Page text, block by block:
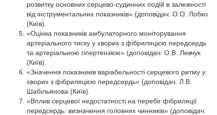
розвитку основних серцево-судинних подій в залежності
від інструментальних показників» (доповідач: О.О. Лобко
(Київ).
«Оцінка показників амбулаторного моніторування
артеріального тиску у хворих з фібриляцією передсердь
та артеріальною гіпертензією» (доповідач: О.В. Левчук
(Київ).
«Значення показників варіабельності серцевого ритму у
хворих з фібриляцією передсердь» (доповідач: Л.В.
Шабільянова (Київ).
«Вплив серцевої недостатності на перебіг фібриляції
передсердь: визначення головних чинників» (доповідач: